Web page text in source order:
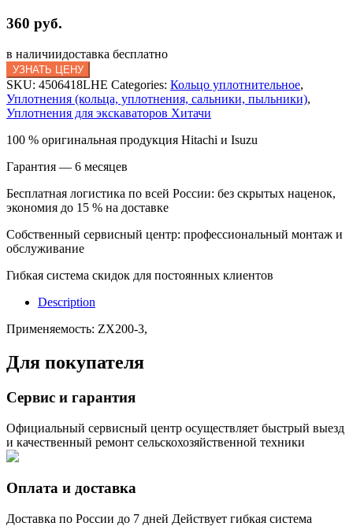
360 руб.
в наличиидоставка бесплатно
УЗНАТЬ ЦЕНУ
SKU: 4506418LHE Categories: Кольцо уплотнительное,
Уплотнения (кольца, уплотнения, сальники, пыльники),
Уплотнения для экскаваторов Хитачи
100 % оригинальная продукция Hitachi и Isuzu
Гарантия — 6 месяцев
Бесплатная логистика по всей России: без скрытых наценок,
экономия до 15 % на доставке
Собственный сервисный центр: профессиональный монтаж и
обслуживание
Гибкая система скидок для постоянных клиентов
Description
Применяемость: ZX200-3,
Для покупателя
Сервис и гарантия
Официальный сервисный центр осуществляет быстрый выезд
и качественный ремонт сельскохозяйственной техники
Оплата и доставка
Доставка по России до 7 дней Действует гибкая система